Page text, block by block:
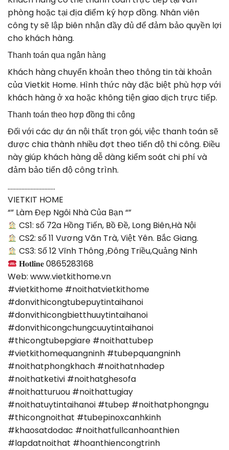
phòng hoặc tại địa điểm ký hợp đồng. Nhân viên
công ty sẽ lập biên nhận đầy đủ để đảm bảo quyền lợi
cho khách hàng.
Thanh toán qua ngân hàng
Khách hàng chuyển khoản theo thông tin tài khoản
của Vietkit Home. Hình thức này đặc biệt phù hợp với
khách hàng ở xa hoặc không tiện giao dịch trực tiếp.
Thanh toán theo hợp đồng thi công
Đối với các dự án nội thất trọn gói, việc thanh toán sẽ
được chia thành nhiều đợt theo tiến độ thi công. Điều
này giúp khách hàng dễ dàng kiểm soát chi phí và
đảm bảo tiến độ công trình.
………………………….
VIETKIT HOME
“” Làm Đẹp Ngôi Nhà Của Bạn “”
CS1: số 72a Hồng Tiến, Bồ Đề, Long Biên,Hà Nội
CS2: số 11 Vương Văn Trà, Việt Yên. Bắc Giang.
CS3: Số 12 Vĩnh Thông ,Đông Triều,Quảng Ninh
𝐇𝐨𝐭𝐥𝐢𝐧𝐞 0865283168
Web: www.vietkithome.vn
#vietkithome #noithatvietkithome
#donvithicongtubepuytintaihanoi
#donvithicongbietthuuytintaihanoi
#donvithicongchungcuuytintaihanoi
#thicongtubepgiare #noithattubep
#vietkithomequangninh #tubepquangninh
#noithatphongkhach #noithatnhadep
#noithatketivi #noithatghesofa
#noithatturuou #noithattugiay
#noithatuytintaihanoi #tubep #noithatphongngu
#thicongnoithat #tubepinoxcanhkinh
#khaosatdodac #noithatfullcanhoanthien
#lapdatnoithat #hoanthiencongtrinh